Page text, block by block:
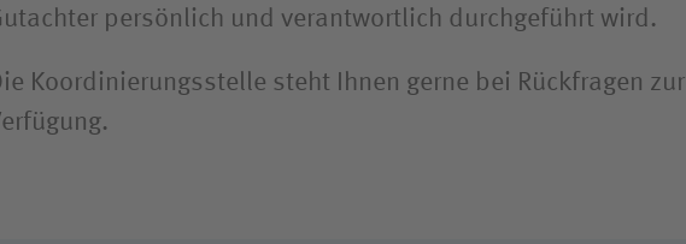
persönlich und verantwortlich durchgeführt wird.
Koordinierungsstelle steht Ihnen gerne bei Rückfragen zur